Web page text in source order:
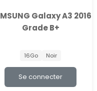
Galaxy A3 2016
Grade B+
16Go Noir
Se connecter